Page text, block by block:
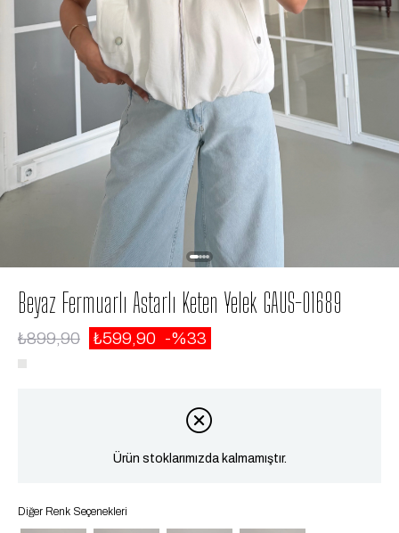
Beyaz Fermuarlı Astarlı Keten Yelek GAUS-01689
₺899,90 ₺599,90 33
Ürün stoklarımızda kalmamıştır.
Diğer Renk Seçenekleri